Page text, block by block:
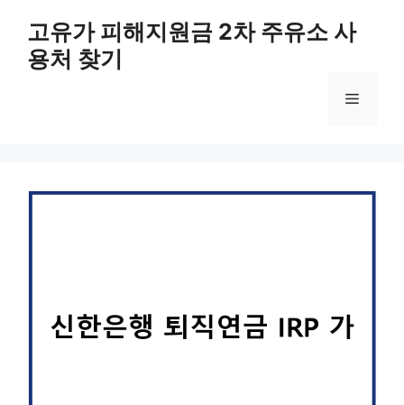
고유가 피해지원금 2차 주유소 사
용처 찾기
메